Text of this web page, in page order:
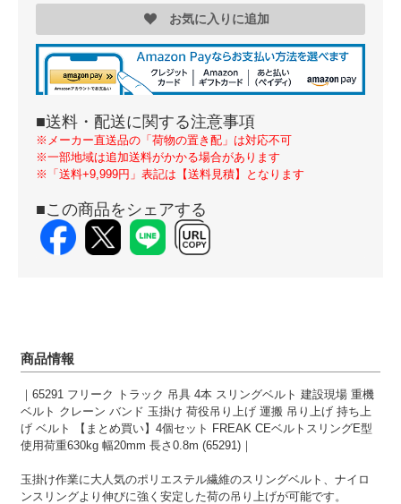
お気に入りに追加
■送料・配送に関する注意事項
※メーカー直送品の「荷物の置き配」は対応不可
※一部地域は追加送料がかかる場合があります
※「送料+9,999円」表記は【送料見積】となります
■この商品をシェアする
商品情報
｜65291 フリーク トラック 吊具 4本 スリングベルト 建設現場 重機
ベルト クレーン バンド 玉掛け 荷役吊り上げ 運搬 吊り上げ 持ち上
げ ベルト 【まとめ買い】4個セット FREAK CEベルトスリングE型
使用荷重630kg 幅20mm 長さ0.8m (65291)｜
玉掛け作業に大人気のポリエステル繊維のスリングベルト、ナイロ
ンスリングより伸びに強く安定した荷の吊り上げが可能です。